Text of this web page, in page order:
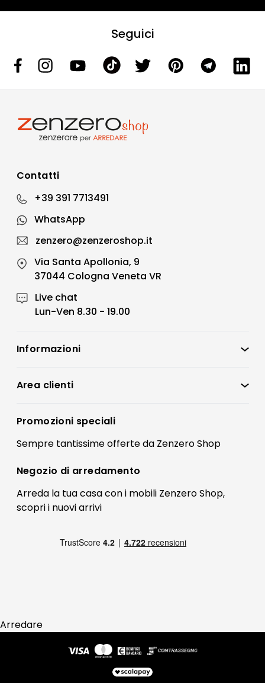
Seguici
Contatti
+39 391 7713491
WhatsApp
zenzero@zenzeroshop.it
Via Santa Apollonia, 9
37044 Cologna Veneta VR
Live chat
Lun-Ven 8.30 - 19.00
Informazioni
Condizioni di vendita
Preferenze Cookies
Termini e condizioni
Contatti
FAQ
Pagamenti
Area clienti
Registrati
Il mio account
Promozioni speciali
Sempre tantissimeofferteda Zenzero Shop
Negozio di arredamento
Arreda la tua casa con i mobili Zenzero Shop,
scopri i nuovi arrivi
Arredare